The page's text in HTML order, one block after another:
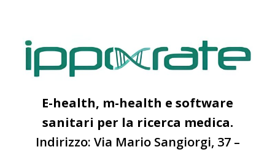
E-health, m-health e software
sanitari per la ricerca medica.
Indirizzo: Via Mario Sangiorgi, 37 –